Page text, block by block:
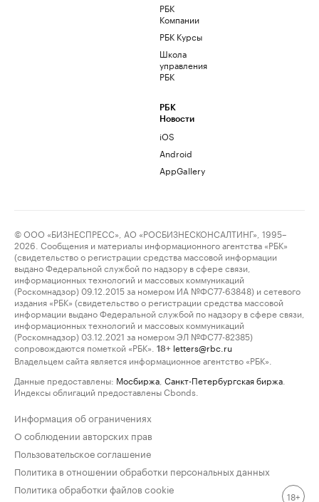
РБК
Компании
РБК Курсы
Школа
управления
РБК
РБК
Новости
iOS
Android
AppGallery
© ООО «БИЗНЕСПРЕСС», АО «РОСБИЗНЕСКОНСАЛТИНГ», 1995–
2026. Сообщения и материалы информационного агентства «РБК»
(свидетельство о регистрации средства массовой информации
выдано Федеральной службой по надзору в сфере связи,
информационных технологий и массовых коммуникаций
(Роскомнадзор) 09.12.2015 за номером ИА №ФС77-63848) и сетевого
издания «РБК» (свидетельство о регистрации средства массовой
информации выдано Федеральной службой по надзору в сфере связи,
информационных технологий и массовых коммуникаций
(Роскомнадзор) 03.12.2021 за номером ЭЛ №ФС77-82385)
сопровождаются пометкой «РБК».
18+ letters@rbc.ru
Владельцем сайта является информационное агентство «РБК».
Данные предоставлены: Мосбиржа Санкт-Петербургская биржа
Индексы облигаций предоставлены Cbonds.
Информация об ограничениях
О соблюдении авторских прав
Пользовательское соглашение
Политика в отношении обработки персональных данных
Политика обработки файлов cookie
18+